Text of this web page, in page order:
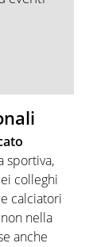
sportiva,
colleghi
calciatori
nella
anche